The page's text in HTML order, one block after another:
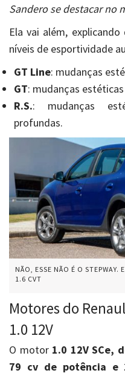
Sandero se destacar no
Ela vai além,
níveis de esportividade
GT Line: mudanças
GT: mudanças
R.S.: mudanças
profundas.
NÃO, ESSE NÃO É O STEPWAY.
1.6 CVT
Motores do
1.0 12V
O motor1.0 12V SCe,
79 cv de potência e